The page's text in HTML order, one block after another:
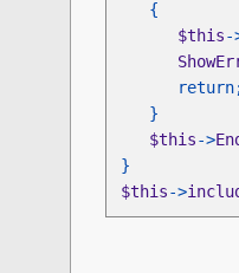
$this-
$this->
$this->